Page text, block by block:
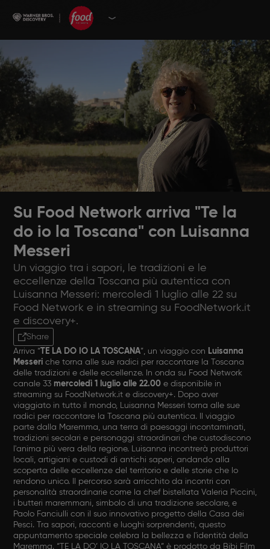
Su Food Network arriva "Te la
do io la Toscana" con Luisanna
Messeri
Un viaggio tra i sapori, le tradizioni e le
eccellenze della Toscana più autentica con
Luisanna Messeri: mercoledì 1 luglio alle 22 su
Food Network e in streaming su FoodNetwork.it
e discovery+.
Share
Arriva “ TE LA DO IO LA TOSCANA”, un viaggio con Luisanna
Messeri che torna alle sue radici per raccontare la Toscana
delle tradizioni e delle eccellenze. In onda su Food Network
canale 33 mercoledì 1 luglio alle 22.00 e disponibile in
streaming su FoodNetwork.it e discovery+. Dopo aver
viaggiato in tutto il mondo, Luisanna Messeri torna alle sue
radici per raccontare la Toscana più autentica. Il viaggio
parte dalla Maremma, una terra di paesaggi incontaminati,
tradizioni secolari e personaggi straordinari che custodiscono
l'anima più vera della regione. Luisanna incontrerà produttori
locali, artigiani e custodi di antichi saperi, andando alla
scoperta delle eccellenze del territorio e delle storie che lo
rendono unico. Il percorso sarà arricchito da incontri con
personalità straordinarie come la chef bistellata Valeria Piccini,
i butteri maremmani, simbolo di una tradizione secolare, e
Paolo Fanciulli con il suo innovativo progetto della Casa dei
Pesci. Tra sapori, racconti e luoghi sorprendenti, questo
appuntamento speciale celebra la bellezza e l'identità della
Maremma. “TE LA DO’ IO LA TOSCANA” è prodotto da Bibi Film